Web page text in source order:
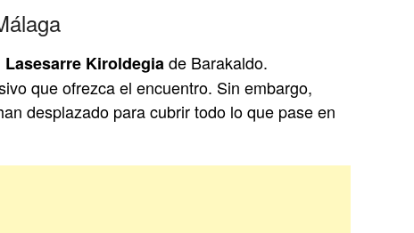
Lasesarre Kiroldegiade Barakaldo.
que ofrezca el encuentro. Sin embargo,
desplazado para cubrir todo lo que pase en